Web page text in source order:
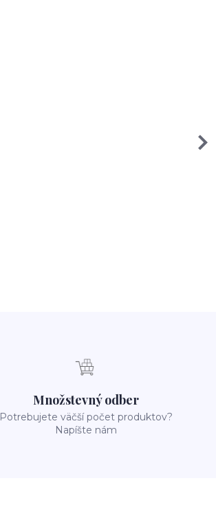
Množstevný odber
Potrebujete väčší počet produktov?
Napíšte nám